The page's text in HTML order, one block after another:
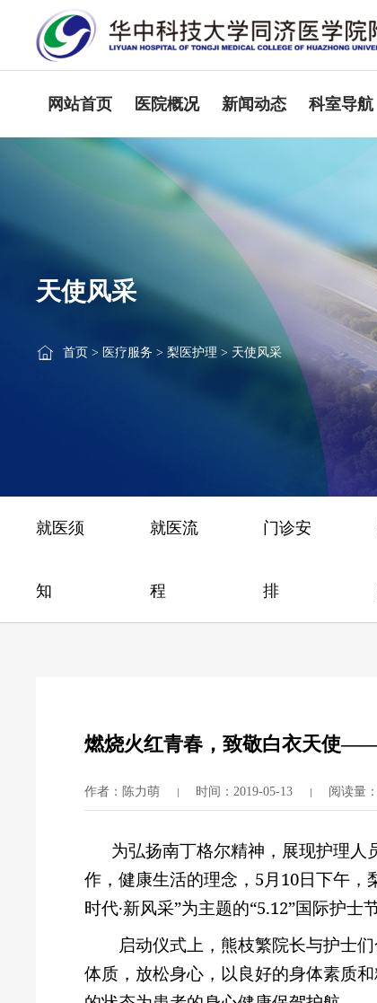
网站首页 医院概况 新闻动态 科室导航
天使风采
首页 > 医疗服务 >梨医护理 > 天使风采
就医须
知
就医流
程
门诊安
排
燃烧火红青春，致敬白衣天使
作者：陈力萌 时间：2019-05-13 阅读量
为弘扬南丁格尔精神，展现护理人
作，健康生活的理念， 5 月 10日下午，
时代·新风采”为主题的“5.12”国际护士
启动仪式上， 熊枝繁院长与护士
体质，放松身心，以良好的身体素质